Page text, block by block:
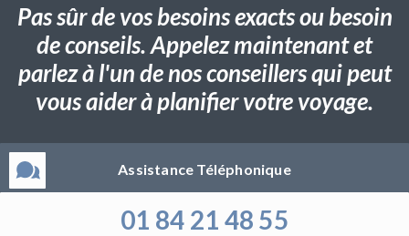
Pas sûr de vos besoins exacts ou besoin
de conseils. Appelez maintenant et
parlez à l'un de nos conseillers qui peut
vous aider à planifier votre voyage.
Assistance Téléphonique
01 84 21 48 55